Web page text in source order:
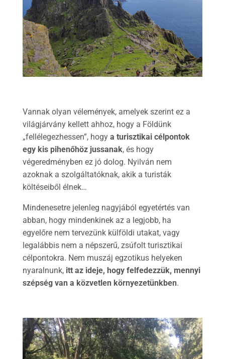
Vannak olyan vélemények, amelyek szerint ez a
világjárvány kellett ahhoz, hogy a Földünk
„fellélegezhessen”, hogy a turisztikai célpontok
egy kis pihenőhöz jussanak, és hogy
végeredményben ez jó dolog. Nyilván nem
azoknak a szolgáltatóknak, akik a turisták
költéseiből élnek…
Mindenesetre jelenleg nagyjából egyetértés van
abban, hogy mindenkinek az a legjobb, ha
egyelőre nem tervezünk külföldi utakat, vagy
legalábbis nem a népszerű, zsúfolt turisztikai
célpontokra. Nem muszáj egzotikus helyeken
nyaralnunk, itt az ideje, hogy felfedezzük, mennyi
szépség van a közvetlen környezetünkben.